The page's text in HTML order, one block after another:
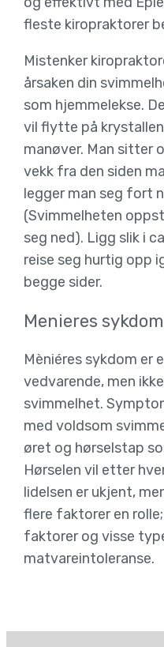
fleste kiropraktorer
Mistenker
årsaken din
som hjemmelekse.
vil flytte på
manøver. Man sitter
vekk fra den siden
legger man seg fort
(Svimmelheten
seg ned). Ligg slik i
reise seg hurtig opp
begge sider.
Menieres sykdom
Mèniéres sykdom er
vedvarende, men
svimmelhet.
med voldsom
øret og hørselstap
Hørselen vil etter
lidelsen er ukjent,
flere faktorer en
faktorer og visse
matvareintoleranse.